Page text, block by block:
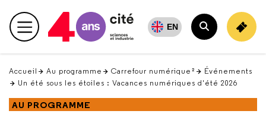
en
haut Menu principal EN
Rechercher
Accueil Au programme Carrefour numérique²
Événements
Un été sous les étoiles : Vacances numériques d'été 2026
AU PROGRAMME